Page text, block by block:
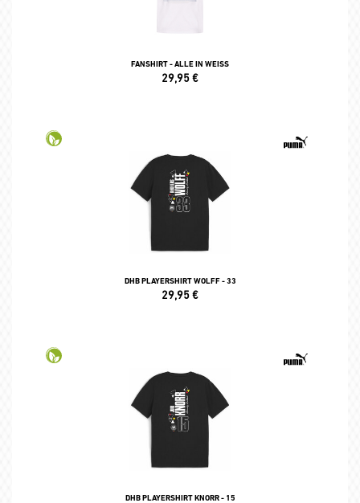
FANSHIRT - ALLE IN WEISS
29,95€
DHB PLAYERSHIRT WOLFF - 33
29,95€
DHB PLAYERSHIRT KNORR - 15